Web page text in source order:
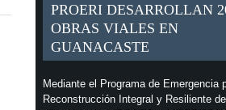
PROERI DESARROLLAN
OBRAS VIALES EN
GUANACASTE
Mediante el Programa de Emergencia
Reconstrucción Integral y Resiliente de